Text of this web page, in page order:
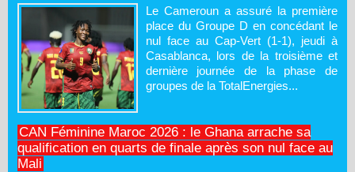
Le Cameroun a assuré la première
place du Groupe D en concédant le
nul face au Cap-Vert (1-1), jeudi à
Casablanca, lors de la troisième et
dernière journée de la phase de
groupes de la TotalEnergies...
CAN Féminine Maroc 2026 : le Ghana arrache sa
qualification en quarts de finale après son nul face au
Mali